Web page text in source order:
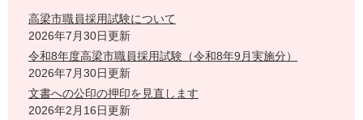
高梁市職員採用試験について
2026年7月30日更新
令和8年度高梁市職員採用試験（令和8年9月実施分）
2026年7月30日更新
文書への公印の押印を見直します
2026年2月16日更新